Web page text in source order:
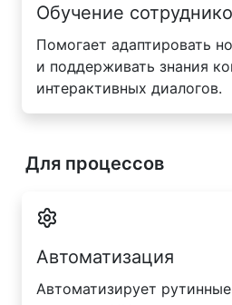
Обучение
Помогает адаптировать
и поддерживать знания
интерактивных диалогов.
Для процессов
Автоматизация
Автоматизирует